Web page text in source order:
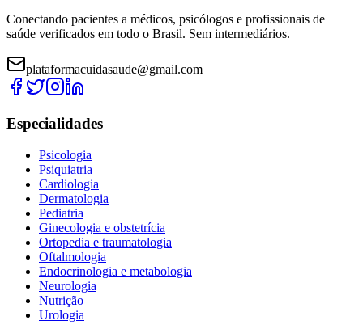
Conectando pacientes a médicos, psicólogos e profissionais de
saúde verificados em todo o Brasil. Sem intermediários.
plataformacuidasaude@gmail.com
Especialidades
Psicologia
Psiquiatria
Cardiologia
Dermatologia
Pediatria
Ginecologia e obstetrícia
Ortopedia e traumatologia
Oftalmologia
Endocrinologia e metabologia
Neurologia
Nutrição
Urologia